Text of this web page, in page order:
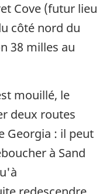
Cove (futur lieu
côté nord du
38 milles au
mouillé, le
deux routes
Georgia : il peut
à Sand